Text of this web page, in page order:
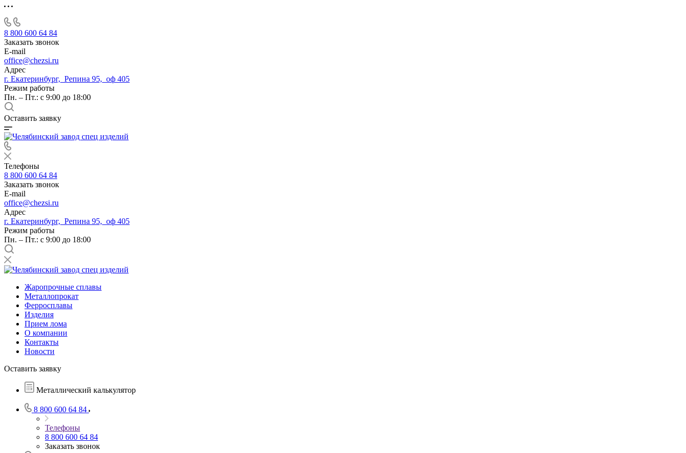
8 800 600 64 84
Заказать звонок
E-mail
office@chezsi.ru
Адрес
г. Екатеринбург, Репина 95, оф 405
Режим работы
Пн. – Пт.: с 9:00 до 18:00
Оставить заявку
Телефоны
8 800 600 64 84
Заказать звонок
E-mail
office@chezsi.ru
Адрес
г. Екатеринбург, Репина 95, оф 405
Режим работы
Пн. – Пт.: с 9:00 до 18:00
Жаропрочные сплавы
Металлопрокат
Ферросплавы
Изделия
Прием лома
О компании
Контакты
Новости
Оставить заявку
Металлический калькулятор
8 800 600 64 84
Телефоны
8 800 600 64 84
Заказать звонок